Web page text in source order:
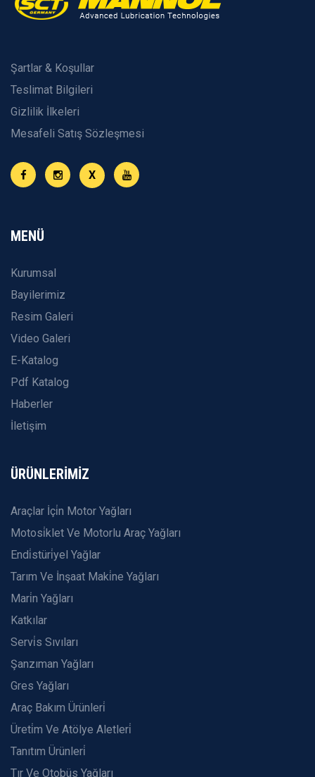
Şartlar & Koşullar
Teslimat Bilgileri
Gizlilik İlkeleri
Mesafeli Satış Sözleşmesi
X
MENÜ
Kurumsal
Bayilerimiz
Resim Galeri
Video Galeri
E-Katalog
Pdf Katalog
Haberler
İletişim
ÜRÜNLERİMİZ
Araçlar İçi̇n Motor Yağları
Motosi̇klet Ve Motorlu Araç Yağları
Endi̇stüri̇yel Yağlar
Tarım Ve İnşaat Maki̇ne Yağları
Mari̇n Yağları
Katkılar
Servi̇s Sıvıları
Şanzıman Yağları
Gres Yağları
Araç Bakım Ürünleri̇
Üreti̇m Ve Atölye Aletleri̇
Tanıtım Ürünleri̇
Tır Ve Otobüs Yağları